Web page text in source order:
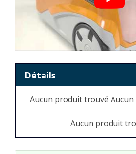
Détails
Aucun produit trouvé
Aucun produit